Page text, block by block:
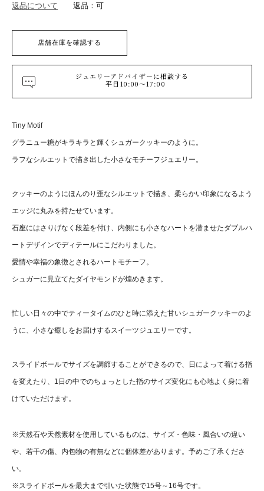
返品について 返品：可
店舗在庫を確認する
ジュエリーアドバイザーに相談する
平日10:00～17:00
Tiny Motif
グラニュー糖がキラキラと輝くシュガークッキーのように。
ラフなシルエットで描き出した小さなモチーフジュエリー。
クッキーのようにほんのり歪なシルエットで描き、柔らかい印象になるよう
エッジに丸みを持たせています。
石座にはさりげなく段差を付け、内側にも小さなハートを潜ませたダブルハ
ートデザインでディテールにこだわりました。
愛情や幸福の象徴とされるハートモチーフ。
シュガーに見立てたダイヤモンドが煌めきます。
忙しい日々の中でティータイムのひと時に添えた甘いシュガークッキーのよ
うに、小さな癒しをお届けするスイーツジュエリーです。
スライドボールでサイズを調節することができるので、日によって着ける指
を変えたり、1日の中でのちょっとした指のサイズ変化にも心地よく身に着
けていただけます。
※天然石や天然素材を使用しているものは、サイズ・色味・風合いの違い
や、若干の傷、内包物の有無などに個体差があります。予めご了承くださ
い。
※スライドボールを最大まで引いた状態で15号～16号です。